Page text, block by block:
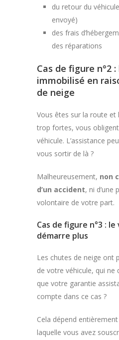
du retour du
envoyé)
des frais
des réparations
Cas de figure n°2
immobilisé en
de neige
Vous êtes sur la route et
trop fortes, vous
véhicule. L’assistance
vous sortir de là ?
Malheureusement, non
d’un accident, ni d’une
volontaire de votre part.
Cas de figure n°3 :
démarre plus
Les chutes de neige ont
de votre véhicule, qui ne
que votre garantie
compte dans ce cas ?
Cela dépend
laquelle vous avez